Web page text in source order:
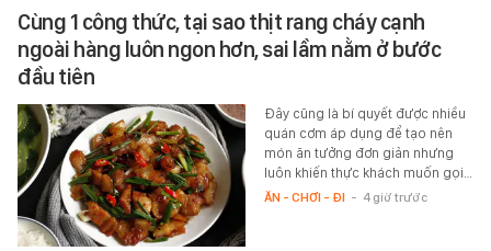
Cùng 1 công thức, tại sao thịt rang cháy cạnh
ngoài hàng luôn ngon hơn, sai lầm nằm ở bước
đầu tiên
Đây cũng là bí quyết được nhiều
quán cơm áp dụng để tạo nên
món ăn tưởng đơn giản nhưng
luôn khiến thực khách muốn gọi…
ĂN - CHƠI - ĐI - 4 giờ trước